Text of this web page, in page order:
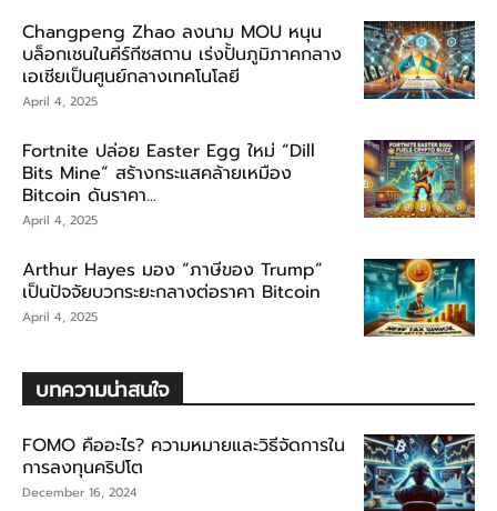
Changpeng Zhao ลงนาม MOU หนุน
บล็อกเชนในคีร์กีซสถาน เร่งปั้นภูมิภาคกลาง
เอเชียเป็นศูนย์กลางเทคโนโลยี
April 4, 2025
Fortnite ปล่อย Easter Egg ใหม่ “Dill
Bits Mine” สร้างกระแสคล้ายเหมือง
Bitcoin ดันราคา...
April 4, 2025
Arthur Hayes มอง “ภาษีของ Trump”
เป็นปัจจัยบวกระยะกลางต่อราคา Bitcoin
April 4, 2025
บทความน่าสนใจ
FOMO คืออะไร? ความหมายและวิธีจัดการใน
การลงทุนคริปโต
December 16, 2024